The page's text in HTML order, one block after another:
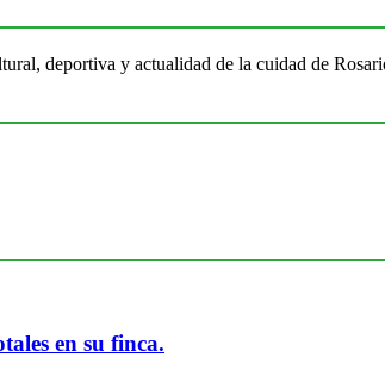
deportiva y actualidad de la cuidad de
en su finca.